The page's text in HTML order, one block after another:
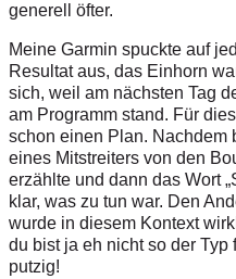
generell öfter.
Meine Garmin spuckte auf
Resultat aus, das Einhorn
sich, weil am nächsten Tag
am Programm stand. Für
schon einen Plan. Nachdem
eines Mitstreiters von den
erzählte und dann das Wort
klar, was zu tun war. Den
wurde in diesem Kontext
du bist ja eh nicht so der
putzig!